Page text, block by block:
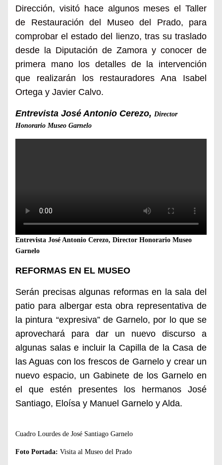
Dirección, visitó hace algunos meses el Taller
de Restauración del Museo del Prado, para
comprobar el estado del lienzo, tras su traslado
desde la Diputación de Zamora y conocer de
primera mano los detalles de la intervención
que realizarán los restauradores Ana Isabel
Ortega y Javier Calvo.
Entrevista José Antonio Cerezo, Director
Honorario Museo Garnelo
Entrevista José Antonio Cerezo, Director Honorario Museo
Garnelo
REFORMAS EN EL MUSEO
Serán precisas algunas reformas en la sala del
patio para albergar esta obra representativa de
la pintura “expresiva” de Garnelo, por lo que se
aprovechará para dar un nuevo discurso a
algunas salas e incluir la Capilla de la Casa de
las Aguas con los frescos de Garnelo y crear un
nuevo espacio, un Gabinete de los Garnelo en
el que estén presentes los hermanos José
Santiago, Eloísa y Manuel Garnelo y Alda.
Cuadro Lourdes de José Santiago Garnelo
Foto Portada: Visita al Museo del Prado